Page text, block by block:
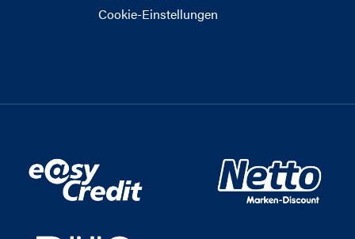
Cookie-Einstellungen